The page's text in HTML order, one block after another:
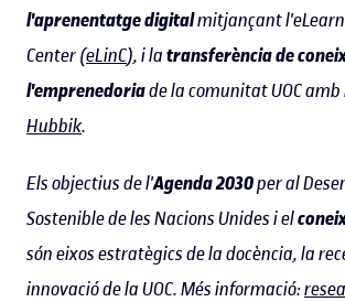
l'aprenentatge digitalmitjançant
Center (eLinC), i latransferència de
l'emprenedoriade la comunitat UOC
Hubbik.
Els objectius de l'Agenda 2030per al
Sostenible de les Nacions Unides i el
són eixos estratègics de la docència, la
innovació de la UOC. Més informació: